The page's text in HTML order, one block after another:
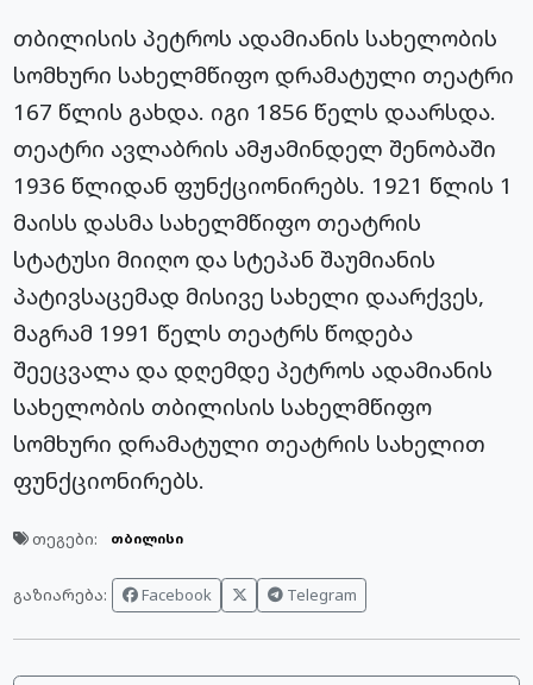
თბილისის პეტროს ადამიანის სახელობის
სომხური სახელმწიფო დრამატული თეატრი
167 წლის გახდა. იგი 1856 წელს დაარსდა.
თეატრი ავლაბრის ამჟამინდელ შენობაში
1936 წლიდან ფუნქციონირებს. 1921 წლის 1
მაისს დასმა სახელმწიფო თეატრის
სტატუსი მიიღო და სტეპან შაუმიანის
პატივსაცემად მისივე სახელი დაარქვეს,
მაგრამ 1991 წელს თეატრს წოდება
შეეცვალა და დღემდე პეტროს ადამიანის
სახელობის თბილისის სახელმწიფო
სომხური დრამატული თეატრის სახელით
ფუნქციონირებს.
თეგები: თბილისი
გაზიარება: Facebook Telegram